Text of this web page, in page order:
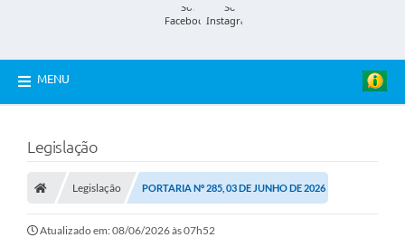
MENU
Legislação
Legislação PORTARIA Nº 285, 03 DE JUNHO DE 2026
Atualizado em: 08/06/2026 às 07h52